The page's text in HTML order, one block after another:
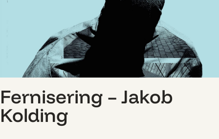
Fernisering – Jakob
Kolding